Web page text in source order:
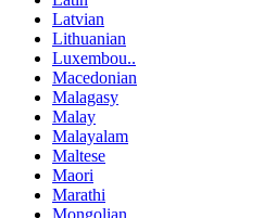
Latvian
Lithuanian
Luxembou..
Macedonian
Malagasy
Malay
Malayalam
Maltese
Maori
Marathi
Mongolian